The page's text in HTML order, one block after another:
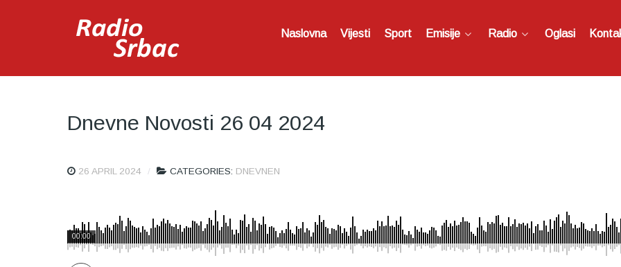
Naslovna Vijesti Sport Emisije Radio Oglasi
Dnevne Novosti 26 04 2024
26 APRIL 2024 CATEGORIES: DNEVNEN
00:00